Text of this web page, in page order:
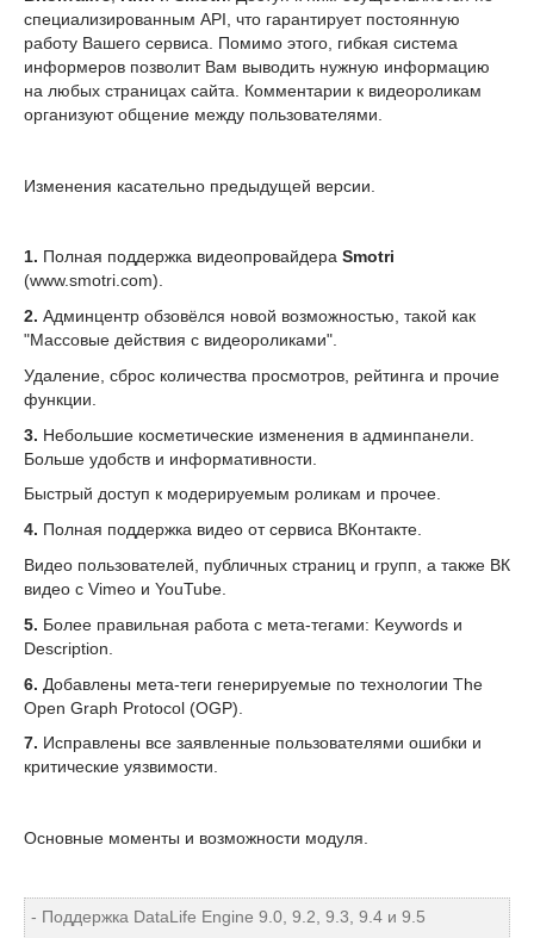
специализированным API, что гарантирует постоянную
работу Вашего сервиса. Помимо этого, гибкая система
информеров позволит Вам выводить нужную информацию
на любых страницах сайта. Комментарии к видеороликам
организуют общение между пользователями.
Изменения касательно предыдущей версии.
1. Полная поддержка видеопровайдера Smotri
(www.smotri.com).
2. Админцентр обзовёлся новой возможностью, такой как
"Массовые действия с видеороликами".
Удаление, сброс количества просмотров, рейтинга и прочие
функции.
3. Небольшие косметические изменения в админпанели.
Больше удобств и информативности.
Быстрый доступ к модерируемым роликам и прочее.
4. Полная поддержка видео от сервиса ВКонтакте.
Видео пользователей, публичных страниц и групп, а также ВК
видео с Vimeo и YouTube.
5. Более правильная работа с мета-тегами: Keywords и
Description.
6. Добавлены мета-теги генерируемые по технологии The
Open Graph Protocol (OGP).
7. Исправлены все заявленные пользователями ошибки и
критические уязвимости.
Основные моменты и возможности модуля.
- Поддержка DataLife Engine 9.0, 9.2, 9.3, 9.4 и 9.5